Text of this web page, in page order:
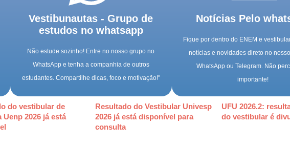
Vestibunautas - Grupo de
estudos no whatsapp
Não estude sozinho! Entre no nosso grupo no
WhatsApp e tenha a companhia de outros
estudantes. Compartilhe dicas, foco e motivação!"
Notícias Pelo
Fique por dentro do ENEM e
notícias e novidades direto no
WhatsApp ou Telegram. Não
importante!
do vestibular de
Uenp 2026 já está
Resultado do Vestibular Univesp
2026 já está disponível para
consulta
UFU 2026.2:
do vestibular é